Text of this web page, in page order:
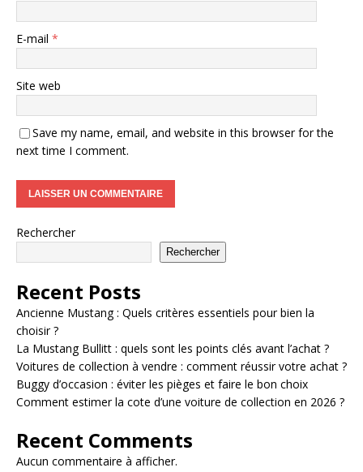
E-mail *
Site web
Save my name, email, and website in this browser for the
next time I comment.
Rechercher
Rechercher
Recent Posts
Ancienne Mustang : Quels critères essentiels pour bien la
choisir ?
La Mustang Bullitt : quels sont les points clés avant l’achat ?
Voitures de collection à vendre : comment réussir votre achat ?
Buggy d’occasion : éviter les pièges et faire le bon choix
Comment estimer la cote d’une voiture de collection en 2026 ?
Recent Comments
Aucun commentaire à afficher.